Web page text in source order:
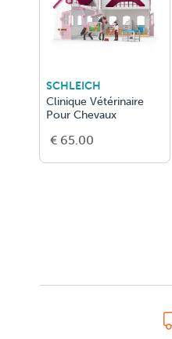
SCHLEICH
Clinique Vétérinaire
Pour Chevaux
€ 65.00